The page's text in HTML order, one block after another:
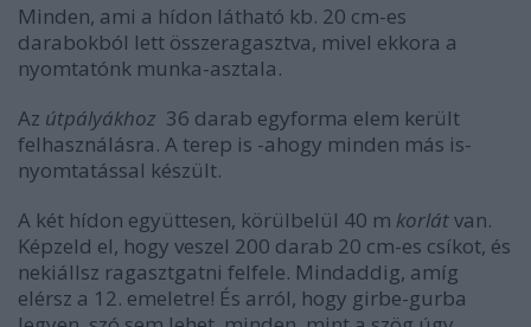
Minden, ami a hídon látható kb. 20 cm-es
darabokból lett összeragasztva, mivel ekkora a
nyomtatónk munka-asztala.
Az útpályákhoz 36 darab egyforma elem került
felhasználásra. A terep is -ahogy minden más is-
nyomtatással készült.
A két hídon együttesen, körülbelül 40 m korlátvan.
Képzeld el, hogy veszel 200 darab 20 cm-es csíkot, és
nekiállsz ragasztgatni felfele. Mindaddig, amíg
elérsz a 12. emeletre! És arról, hogy girbe-gurba